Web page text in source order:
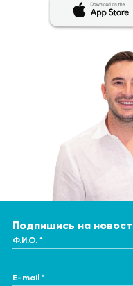
Подпишись на
Ф.И.О. *
E-mail *